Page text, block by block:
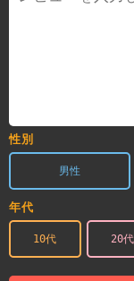
性別
男性
年代
10代 20代